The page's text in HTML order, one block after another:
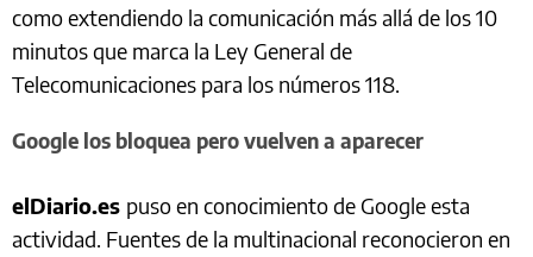
como extendiendo la comunicación más allá de los 10
minutos que marca la Ley General de
Telecomunicaciones para los números 118.
Google los bloquea pero vuelven a aparecer
elDiario.es puso en conocimiento de Google esta
actividad. Fuentes de la multinacional reconocieron en